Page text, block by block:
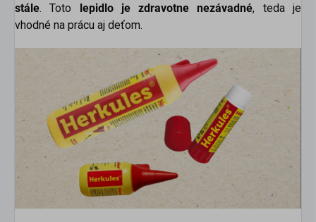
stále. Toto lepidlo je zdravotne nezávadné, teda je
vhodné na prácu aj deťom.